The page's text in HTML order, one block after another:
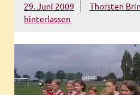
29. Juni 2009 Thorsten
hinterlassen